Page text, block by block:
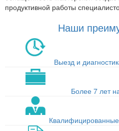
продуктивной работы
Наши
Выезд и
Более 7 лет